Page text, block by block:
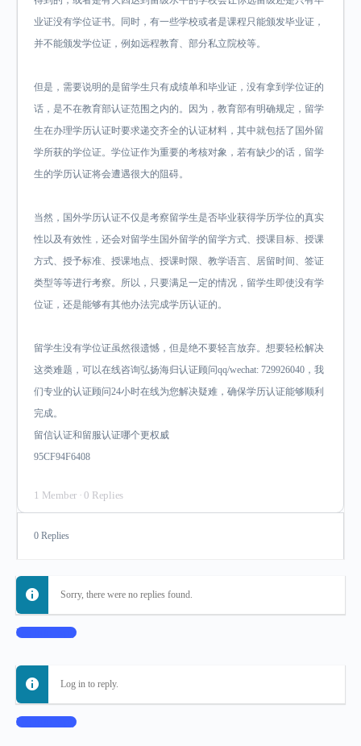
业证没有学位证书。同时，有一些学校或者是课程只能颁发毕业证，
并不能颁发学位证，例如远程教育、部分私立院校等。
但是，需要说明的是留学生只有成绩单和毕业证，没有拿到学位证的
话，是不在教育部认证范围之内的。因为，教育部有明确规定，留学
生在办理学历认证时要求递交齐全的认证材料，其中就包括了国外留
学所获的学位证。学位证作为重要的考核对象，若有缺少的话，留学
生的学历认证将会遭遇很大的阻碍。
当然，国外学历认证不仅是考察留学生是否毕业获得学历学位的真实
性以及有效性，还会对留学生国外留学的留学方式、授课目标、授课
方式、授予标准、授课地点、授课时限、教学语言、居留时间、签证
类型等等进行考察。所以，只要满足一定的情况，留学生即使没有学
位证，还是能够有其他办法完成学历认证的。
留学生没有学位证虽然很遗憾，但是绝不要轻言放弃。想要轻松解决
这类难题，可以在线咨询弘扬海归认证顾问qq/wechat: 729926040，我
们专业的认证顾问24小时在线为您解决疑难，确保学历认证能够顺利
完成。
留信认证和留服认证哪个更权威
95CF94F6408
1 Member · 0 Replies
0 Replies
Sorry, there were no replies found.
Log In to Reply
Log in to reply.
Log In to Reply